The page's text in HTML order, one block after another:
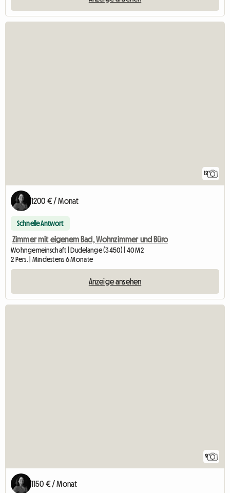
12
1200 € / Monat
Schnelle Antwort
Zimmer mit eigenem Bad, Wohnzimmer und Büro
Wohngemeinschaft | Dudelange (3450) | 40 M2
2 Pers. | Mindestens 6 Monate
Anzeige ansehen
9
1150 € / Monat